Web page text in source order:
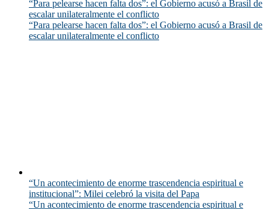
“Para pelearse hacen falta dos”: el Gobierno acusó a Brasil de
escalar unilateralmente el conflicto
“Para pelearse hacen falta dos”: el Gobierno acusó a Brasil de
escalar unilateralmente el conflicto
“Un acontecimiento de enorme trascendencia espiritual e
institucional”: Milei celebró la visita del Papa
“Un acontecimiento de enorme trascendencia espiritual e